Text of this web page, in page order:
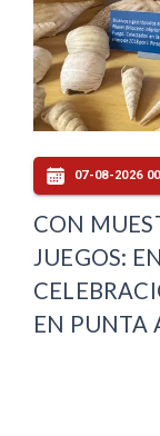
07-08-2026
CON
JUEGOS:
EN PUNTA